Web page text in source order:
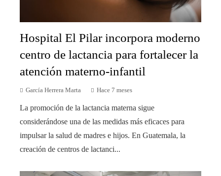
Hospital El Pilar incorpora moderno
centro de lactancia para fortalecer la
atención materno-infantil
García Herrera Marta Hace 7 meses
La promoción de la lactancia materna sigue
considerándose una de las medidas más eficaces para
impulsar la salud de madres e hijos. En Guatemala, la
creación de centros de lactanci...